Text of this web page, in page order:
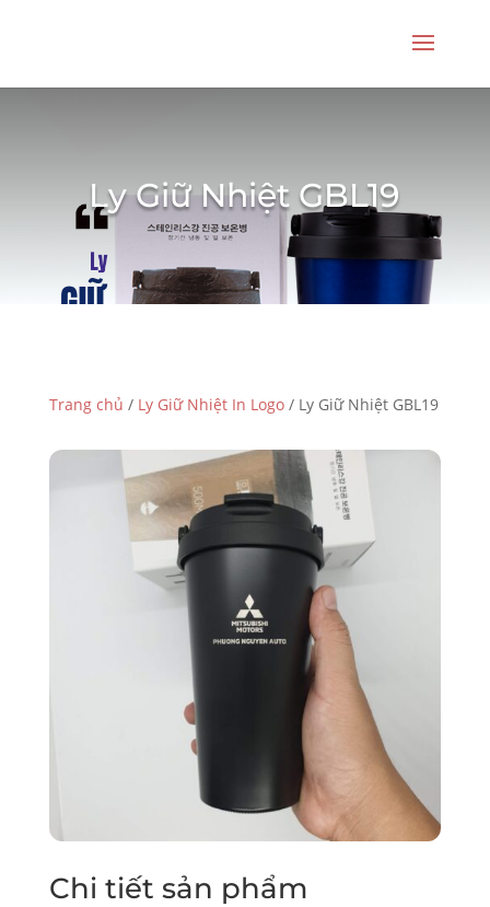
Ly Giữ Nhiệt GBL19
Trang chủ / Ly Giữ Nhiệt In Logo/ Ly Giữ Nhiệt GBL19
Chi tiết sản phẩm